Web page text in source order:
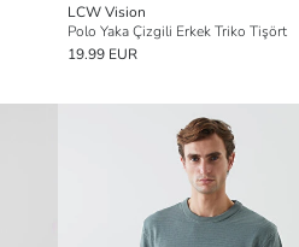
LCW Vision
Polo Yaka Çizgili Erkek Triko Tişört
19.99 EUR